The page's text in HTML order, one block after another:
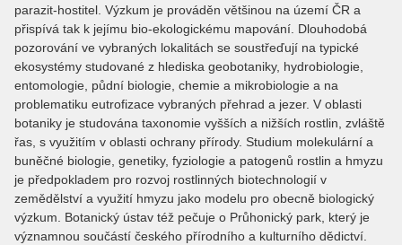
parazit-hostitel. Výzkum je prováděn většinou na území ČR a
přispívá tak k jejímu bio-ekologickému mapování. Dlouhodobá
pozorování ve vybraných lokalitách se soustřeďují na typické
ekosystémy studované z hlediska geobotaniky, hydrobiologie,
entomologie, půdní biologie, chemie a mikrobiologie a na
problematiku eutrofizace vybraných přehrad a jezer. V oblasti
botaniky je studována taxonomie vyšších a nižších rostlin, zvláště
řas, s využitím v oblasti ochrany přírody. Studium molekulární a
buněčné biologie, genetiky, fyziologie a patogenů rostlin a hmyzu
je předpokladem pro rozvoj rostlinných biotechnologií v
zemědělství a využití hmyzu jako modelu pro obecně biologický
výzkum. Botanický ústav též pečuje o Průhonický park, který je
významnou součástí českého přírodního a kulturního dědictví.